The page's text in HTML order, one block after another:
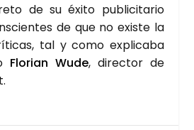
de su éxi­to publi­ci­ta­rio
de que no exis­te la
tal y como expli­ca­ba
Flo­rian Wude, direc­tor de